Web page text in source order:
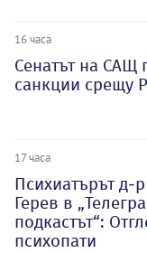
16 часа
Сенатът на САЩ
санкции срещу
17 часа
Психиатърът д-
Герев в
подкастът“:
психопати